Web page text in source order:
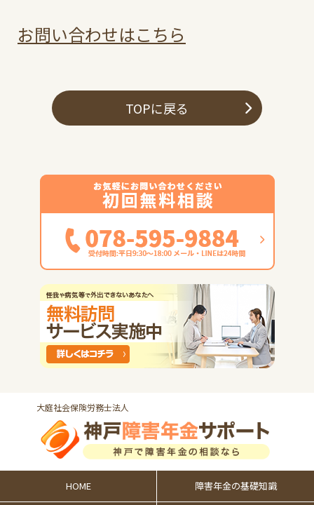
お問い合わせはこちら
TOPに戻る
大庭社会保険労務士法人
HOME 障害年金の基礎知識